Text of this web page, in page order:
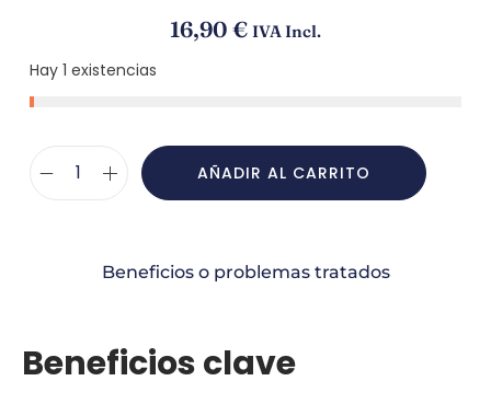
16,90 € IVA Incl.
Hay 1 existencias
AÑADIR AL CARRITO
Beneficios o problemas tratados
Beneficios clave